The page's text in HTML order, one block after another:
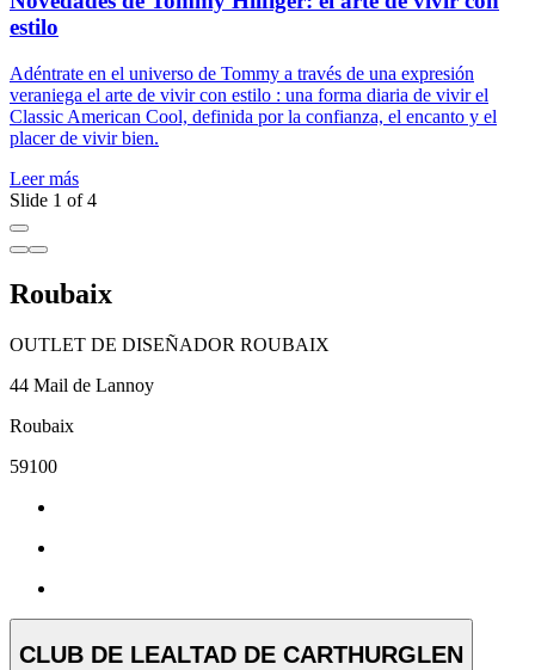
estilo
Adéntrate en el universo de Tommy a través de una expresión
veraniega el arte de vivir con estilo : una forma diaria de vivir el
Classic American Cool, definida por la confianza, el encanto y el
placer de vivir bien.
Leer más
Slide 1 of 4
Roubaix
OUTLET DE DISEÑADOR ROUBAIX
44 Mail de Lannoy
Roubaix
59100
CLUB DE LEALTAD DE CARTHURGLEN